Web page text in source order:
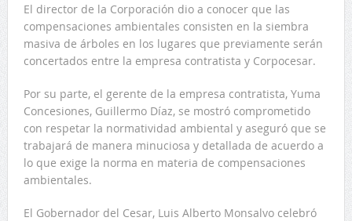
El director de la Corporación dio a conocer que las
compensaciones ambientales consisten en la siembra
masiva de árboles en los lugares que previamente serán
concertados entre la empresa contratista y Corpocesar.
Por su parte, el gerente de la empresa contratista, Yuma
Concesiones, Guillermo Díaz, se mostró comprometido
con respetar la normatividad ambiental y aseguró que se
trabajará de manera minuciosa y detallada de acuerdo a
lo que exige la norma en materia de compensaciones
ambientales.
El Gobernador del Cesar, Luis Alberto Monsalvo celebró